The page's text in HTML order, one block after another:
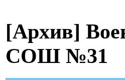
[Архив]
СОШ №31